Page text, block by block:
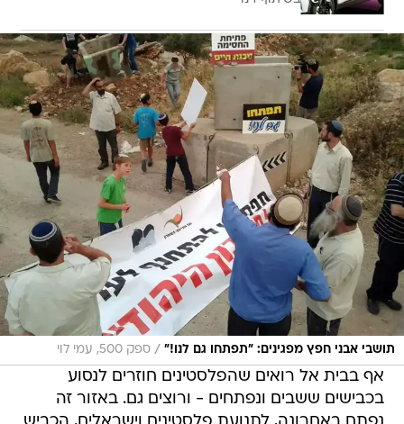
תושבי אבני חפץ מפגינים: "תפתחו גם לנו!" / ספק 500, עמי לוי
אף בבית אל רואים שהפלסטינים חוזרים לנסוע
בכבישים ששבים ונפתחים - ורוצים גם. באזור זה